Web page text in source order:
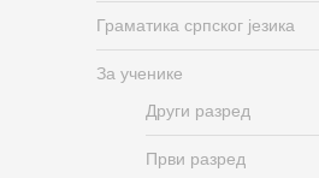
Граматика српског језика
За ученике
Други разред
Први разред